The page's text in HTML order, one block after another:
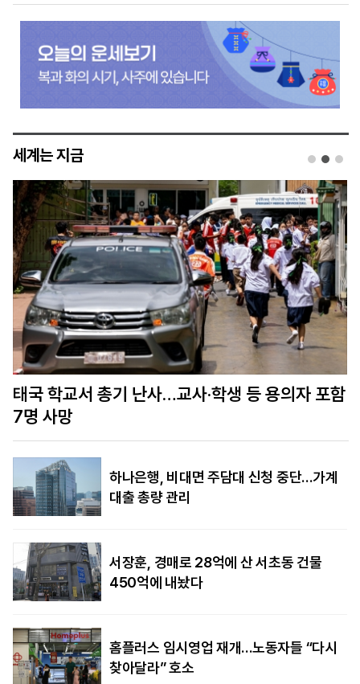
세계는 지금
美정보당국 “푸틴, 수년 내 나토 회원국 공격할 수
도…결속력 시험”
하나은행, 비대면 주담대 신청 중단…가계
대출 총량 관리
서장훈, 경매로 28억에 산 서초동 건물
450억에 내놨다
홈플러스 임시영업 재개…노동자들 “다시
찾아달라” 호소